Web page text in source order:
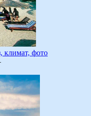
климат, фото